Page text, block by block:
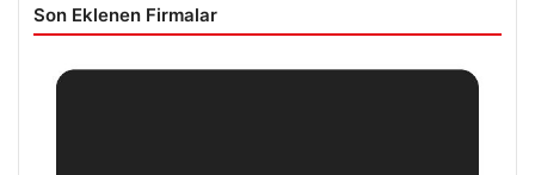
Son Eklenen Firmalar